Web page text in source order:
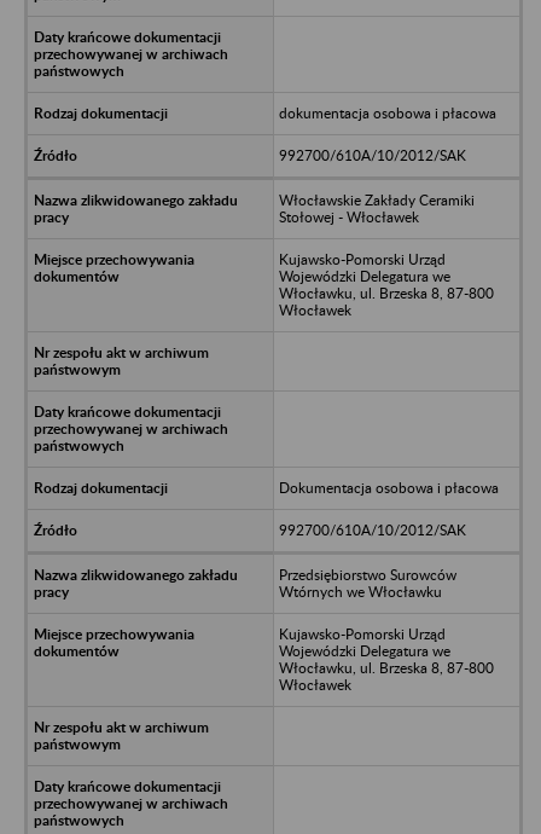
dokumentacja osobowa i płacowa
992700/610A/10/2012/SAK
Włocławskie Zakłady Ceramiki
Stołowej - Włocławek
Kujawsko-Pomorski Urząd
Wojewódzki Delegatura we
Włocławku, ul. Brzeska 8, 87-800
Włocławek
Dokumentacja osobowa i płacowa
992700/610A/10/2012/SAK
Przedsiębiorstwo Surowców
Wtórnych we Włocławku
Kujawsko-Pomorski Urząd
Wojewódzki Delegatura we
Włocławku, ul. Brzeska 8, 87-800
Włocławek